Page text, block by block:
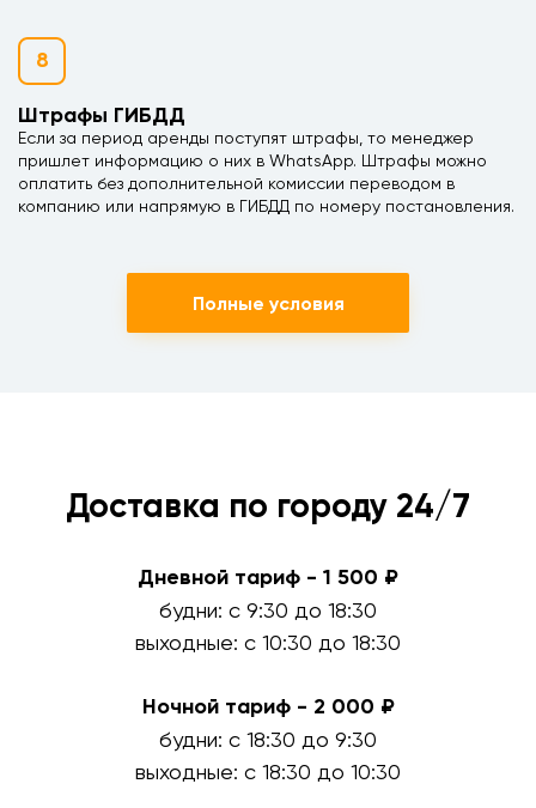
8
Штрафы ГИБДД
Если за период аренды поступят штрафы, то менеджер
пришлет информацию о них в WhatsApp. Штрафы можно
оплатить без дополнительной комиссии переводом в
компанию или напрямую в ГИБДД по номеру постановления.
Полные условия
Доставка по городу 24/7
Дневной тариф - 1 500 ₽
будни: с 9:30 до 18:30
выходные: с 10:30 до 18:30
Ночной тариф - 2 000 ₽
будни: с 18:30 до 9:30
выходные: с 18:30 до 10:30